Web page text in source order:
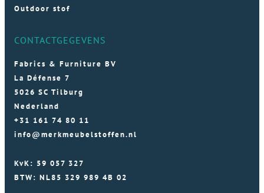
Outdoor stof
CONTACTGEGEVENS
Fabrics & Furniture BV
La Défense 7
5026 SC Tilburg
Nederland
+31 161 74 80 11
info@merkmeubelstoffen.nl
KvK: 59 057 327
BTW: NL85 329 989 4B 02